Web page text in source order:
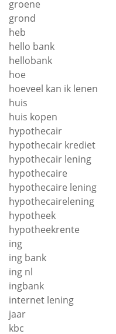
groene
grond
heb
hello bank
hellobank
hoe
hoeveel kan ik lenen
huis
huis kopen
hypothecair
hypothecair krediet
hypothecair lening
hypothecaire
hypothecaire lening
hypothecairelening
hypotheek
hypotheekrente
ing
ing bank
ing nl
ingbank
internet lening
jaar
kbc